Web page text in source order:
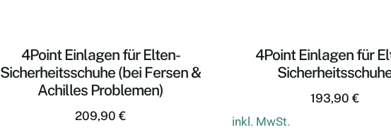
4Point Einlagen für Elten-
Sicherheitsschuhe (bei Fersen &
Achilles Problemen)
209,90€
4Point Einlagen für
193,90€
inkl. MwSt.